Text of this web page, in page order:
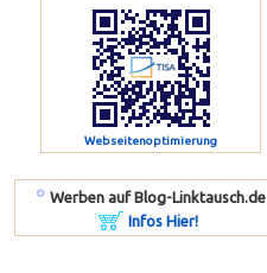
Webseitenoptimierung
º Werben auf Blog-Linktausch.de
Infos Hier!